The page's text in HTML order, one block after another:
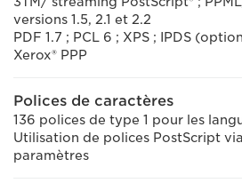
versions 1.5, 2.1 et 2.2
PDF 1.7 ; PCL 6 ; XPS ; IPDS
Xerox® PPP
Polices de caractères
136 polices de type 1 pour les
Utilisation de polices PostScript
paramètres